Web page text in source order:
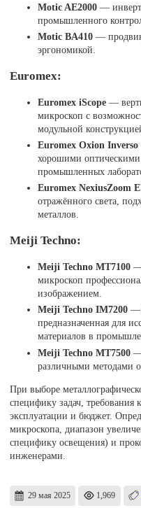
Motic AE2000 —
промышленного
Motic BA410 —
эргономикой.
Euromex:
Euromex iScope —
микроскоп с
модульной
Euromex Oxion Inverso
хорошими
промышленных
Euromex NexiusZoom
отражённого света,
металлов.
Meiji Techno:
Meiji Techno MT7100 —
микроскоп
изображением.
Meiji Techno IM7200 —
предназначенная для
материалов в
Meiji Techno MT7500 —
различными методами
При выборе
специфику задач, требования
эксплуатации и бюджет.
микроскопа, диапазон
специфику освещения) и
инженерами.
29 мая 2025 1,969